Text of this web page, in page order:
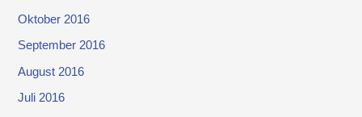
Oktober 2016
September 2016
August 2016
Juli 2016